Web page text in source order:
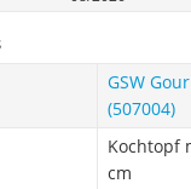
GSW
(507004)
Kochtopf
cm